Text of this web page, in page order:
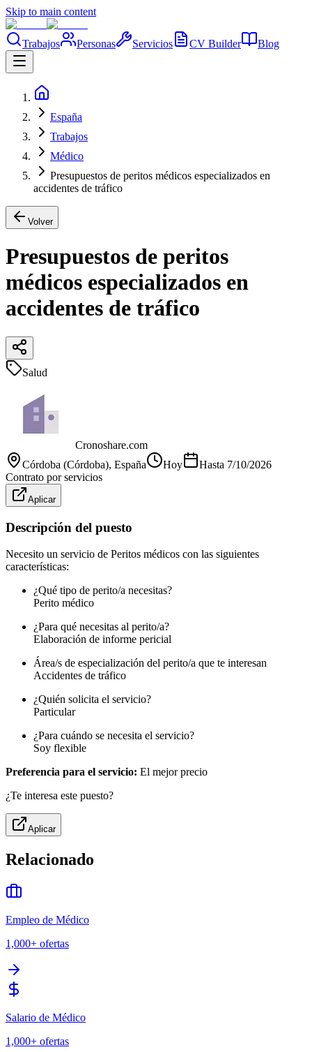
Skip to main content
Trabajos Personas Servicios CV Builder Blog
España
Trabajos
Médico
Presupuestos de peritos médicos especializados en
accidentes de tráfico
Volver
Presupuestos de peritos
médicos especializados en
accidentes de tráfico
Salud
Cronoshare.com
Córdoba (Córdoba), España Hoy Hasta 7/10/2026
Contrato por servicios
Aplicar
Descripción del puesto
Necesito un servicio de Peritos médicos con las siguientes
características:
¿Qué tipo de perito/a necesitas?
Perito médico
¿Para qué necesitas al perito/a?
Elaboración de informe pericial
Área/s de especialización del perito/a que te interesan
Accidentes de tráfico
¿Quién solicita el servicio?
Particular
¿Para cuándo se necesita el servicio?
Soy flexible
Preferencia para el servicio: El mejor precio
¿Te interesa este puesto?
Aplicar
Relacionado
Empleo de Médico
1,000+ ofertas
Salario de Médico
1,000+ ofertas